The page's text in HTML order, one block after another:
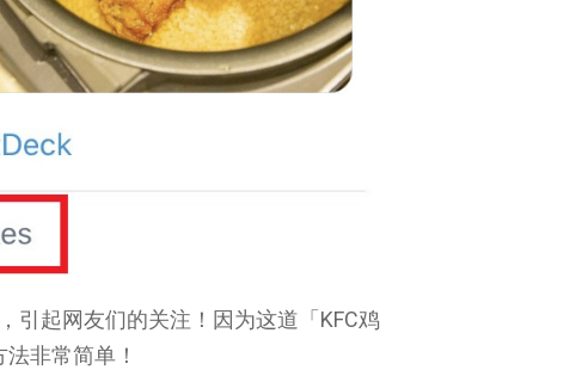
引起网友们的关注！因为这道「KFC鸡
非常简单！